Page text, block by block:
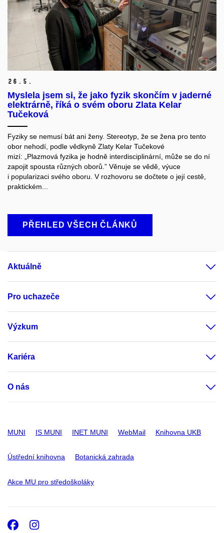
26. 5.
Myslela jsem si, že jako fyzik skončím v jaderné
elektrárně, říká o svém oboru Zlata Kelar
Tučeková
Fyziky se nemusí bát ani ženy. Stereotyp, že se žena pro tento
obor nehodí, podle vědkyně Zlaty Kelar Tučekové
mizí: „Plazmová fyzika je hodně interdisciplinární, může se do ní
zapojit spousta různých oborů.” Věnuje se vědě, výuce
i popularizaci svého oboru. V rozhovoru se dočtete o její cestě,
praktickém...
PŘEHLED VŠECH ČLÁNKŮ
Aktuálně
Pro uchazeče
Výzkum
Kariéra
O nás
MUNI IS MUNI INET MUNI WebMail Knihovna UKB
Ústřední knihovna Botanická zahrada
Akce MU pro středoškoláky
Facebook
Instagram